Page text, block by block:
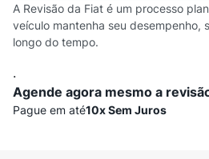
A Revisão da Fiat é um processo
veículo mantenha seu desempenho,
longo do tempo.
.
Agende agora mesmo a
Pague em até10x Sem Juros